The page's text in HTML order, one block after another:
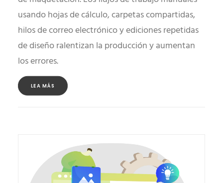
usando hojas de cálculo, carpetas compartidas,
hilos de correo electrónico y ediciones repetidas
de diseño ralentizan la producción y aumentan
los errores.
LEA MÁS